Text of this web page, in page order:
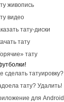
живопись
видео
тату-диски
тату
тату
сделать татуировку?
тату? Удалить!
для Android